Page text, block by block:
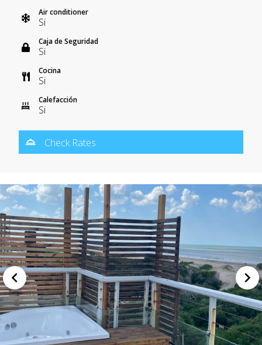
Air conditioner
Si
Caja de Seguridad
Si
Cocina
Si
Calefacción
Si
Check Rates